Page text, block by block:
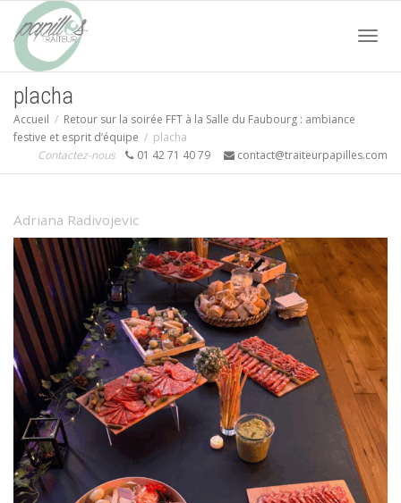
placha
Accueil
Retour sur la soirée FFT à la Salle du Faubourg : ambiance
festive et esprit d’équipe
placha
Contactez-nous
01 42 71 40 79 contact@traiteurpapilles.com
Adriana Radivojevic